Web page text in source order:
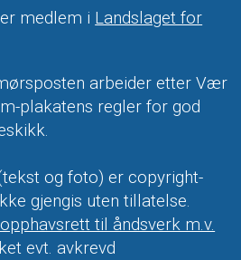
medlem i Landslaget for
arbeider etter Vær
plakatens regler for god
og foto) er copyright-
gjengis uten tillatelse.
til åndsverk m.v.
evt. avkrevd